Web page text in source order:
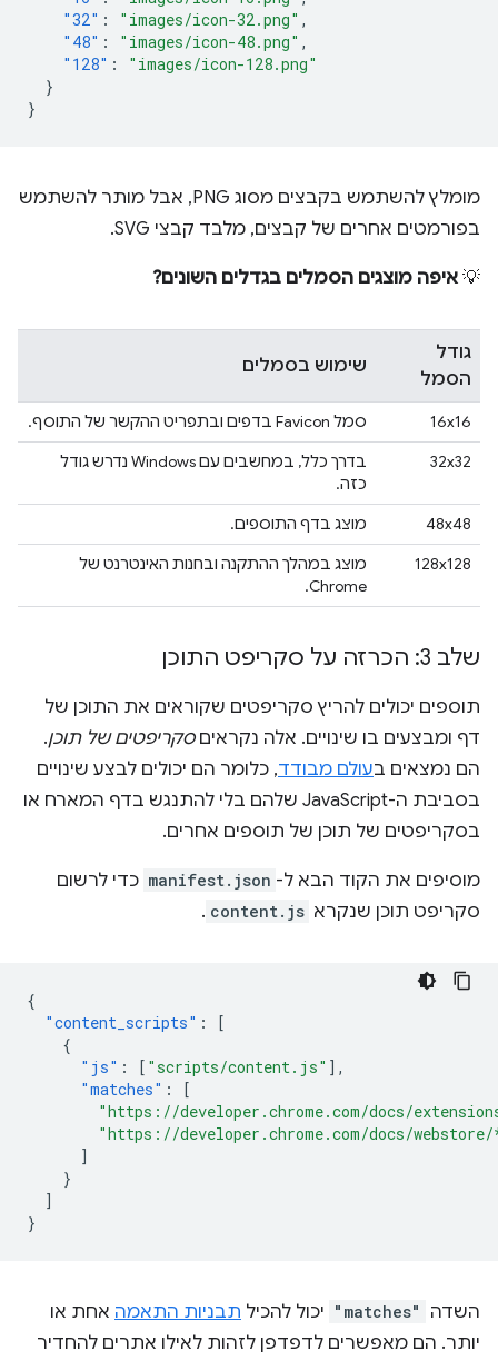
"32" : "images/icon-32.png" ,
"48" : "images/icon-48.png" ,
"128" :
"images/icon-128.png"
}
}
מומלץ להשתמש בקבצים מסוג PNG, אבל מותר להשתמש
בפורמטים אחרים של קבצים, מלבד קבצי SVG.
💡 איפה מוצגים הסמלים בגדלים השונים?
גודל
הסמל
שימוש בסמלים
16x16
סמל Favicon בדפים ובתפריט ההקשר של התוסף.
32x32
בדרך כלל, במחשבים עם Windows נדרש גודל
כזה.
48x48
מוצג בדף התוספים.
128x128
מוצג במהלך ההתקנה ובחנות האינטרנט של
Chrome.
שלב 3: הכרזה על סקריפט התוכן
תוספים יכולים להריץ סקריפטים שקוראים את התוכן של
דף ומבצעים בו שינויים. אלה נקראיםסקריפטים של תוכן.
הם נמצאים בעולם מבודד, כלומר הם יכולים לבצע שינויים
בסביבת ה-JavaScript שלהם בלי להתנגש בדף המארח או
בסקריפטים של תוכן של תוספים אחרים.
מוסיפים את הקוד הבא ל- manifest.json כדי לרשום
סקריפט תוכן שנקרא content.js
.
{
"content_scripts" :
[
{
"js" : [ "scripts/content.js" ],
"matches" :
[
"https://developer.chrome.com/docs/
"https://developer.chrome.com/docs/
]
}
]
}
השדה "matches" יכול להכיל תבניות התאמה אחת או
יותר. הם מאפשרים לדפדפן לזהות לאילו אתרים להחדיר